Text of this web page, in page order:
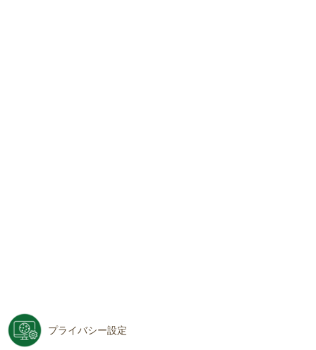
プライバシー設定